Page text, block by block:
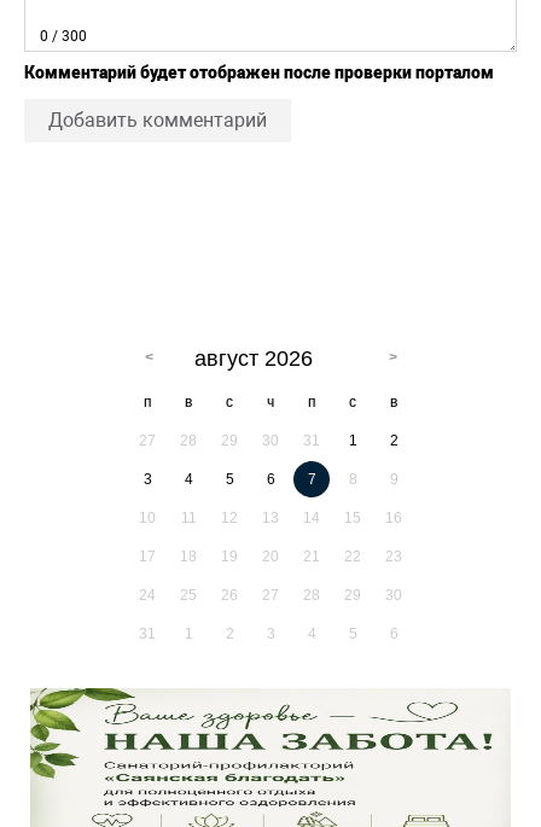
0 / 300
Комментарий будет отображен после проверки порталом
Добавить комментарий
август 2026
п в с ч п с в
27 28 29 30 31 1 2
3 4 5 6 7 8 9
10 11 12 13 14 15 16
17 18 19 20 21 22 23
24 25 26 27 28 29 30
31 1 2 3 4 5 6